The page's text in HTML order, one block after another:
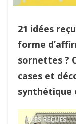
21 idées
forme
sornettes ?
cases et
synthétique